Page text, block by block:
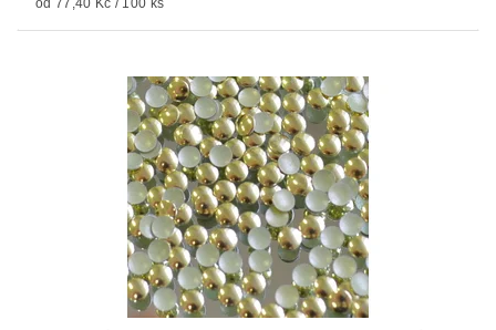
od 77,40 Kč / 100 ks